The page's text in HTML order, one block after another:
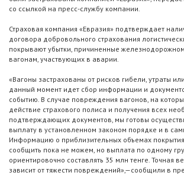
со ссылкой на пресс-службу компании.
Страховая компания «Евразия» подтверждает
договора добровольного страхования
покрывают убытки, причиненные
вагонам, участвующих в аварии.
«Вагоны застрахованы от рисков гибели, утраты
данный момент идет сбор информации и
событию. В случае повреждения вагонов, на
действие страхового полиса и получения всех
подтверждающих документов, мы готовы
выплату в установленном законом порядке и в
Информацию о приблизительных объемах
сообщить пока не можем, но выплата по одному
ориентировочно составлять 35 млн тенге. Точная
зависит от тяжести повреждений»,—сообщили в